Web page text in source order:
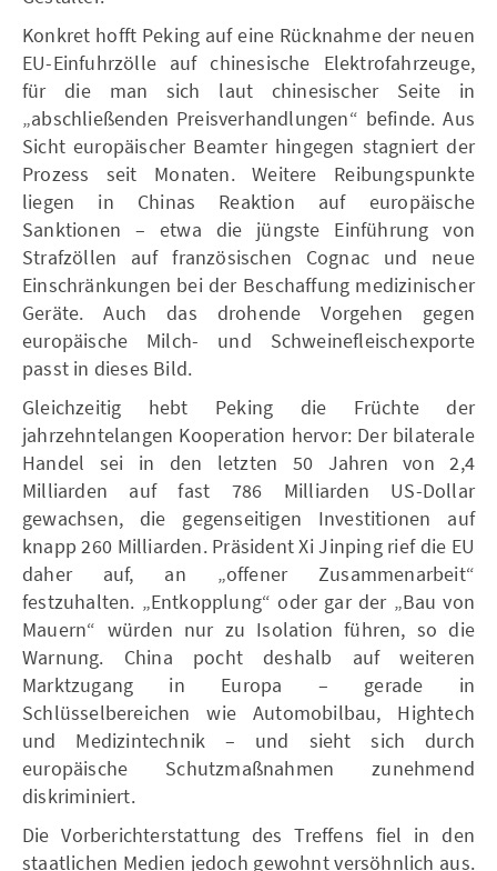
Konkret hofft Peking auf eine Rücknahme der neuen
EU-Einfuhrzölle auf chinesische Elektrofahrzeuge,
für die man sich laut chinesischer Seite in
„abschließenden Preisverhandlungen“ befinde. Aus
Sicht europäischer Beamter hingegen stagniert der
Prozess seit Monaten. Weitere Reibungspunkte
liegen in Chinas Reaktion auf europäische
Sanktionen – etwa die jüngste Einführung von
Strafzöllen auf französischen Cognac und neue
Einschränkungen bei der Beschaffung medizinischer
Geräte. Auch das drohende Vorgehen gegen
europäische Milch- und Schweinefleischexporte
passt in dieses Bild.
Gleichzeitig hebt Peking die Früchte der
jahrzehntelangen Kooperation hervor: Der bilaterale
Handel sei in den letzten 50 Jahren von 2,4
Milliarden auf fast 786 Milliarden US-Dollar
gewachsen, die gegenseitigen Investitionen auf
knapp 260 Milliarden. Präsident Xi Jinping rief die EU
daher auf, an „offener Zusammenarbeit“
festzuhalten. „Entkopplung“ oder gar der „Bau von
Mauern“ würden nur zu Isolation führen, so die
Warnung. China pocht deshalb auf weiteren
Marktzugang in Europa – gerade in
Schlüsselbereichen wie Automobilbau, Hightech
und Medizintechnik – und sieht sich durch
europäische Schutzmaßnahmen zunehmend
diskriminiert.
Die Vorberichterstattung des Treffens fiel in den
staatlichen Medien jedoch gewohnt versöhnlich aus.